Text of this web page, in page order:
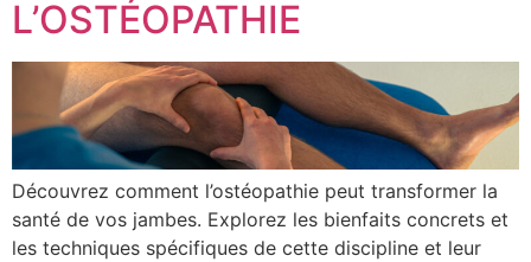
L’OSTÉOPATHIE
Découvrez comment l’ostéopathie peut transformer la
santé de vos jambes. Explorez les bienfaits concrets et
les techniques spécifiques de cette discipline et leur